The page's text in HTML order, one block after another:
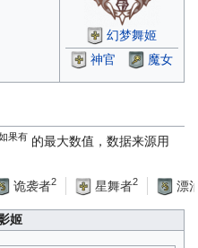
幻梦舞姬
神官
魔女
果有 的最大数值，数据来源用
诡袭者2 星舞者2 漂
姬